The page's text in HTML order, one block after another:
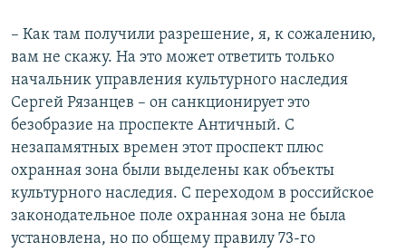
– Как там получили разрешение, я, к сожалению,
вам не скажу. На это может ответить только
начальник управления культурного наследия
Сергей Рязанцев – он санкционирует это
безобразие на проспекте Античный. С
незапамятных времен этот проспект плюс
охранная зона были выделены как объекты
культурного наследия. С переходом в российское
законодательное поле охранная зона не была
установлена, но по общему правилу 73-го